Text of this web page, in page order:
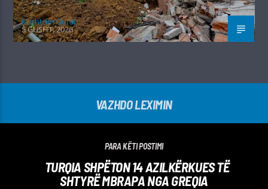
Kushtrim Guraj
5 GUSHT, 2026
VAZHDO LEXIMIN
PARA KËTI POSTIMI
TURQIA SHPËTON 14 AZILKËRKUES TË
SHTYRË MBRAPA NGA GREQIA